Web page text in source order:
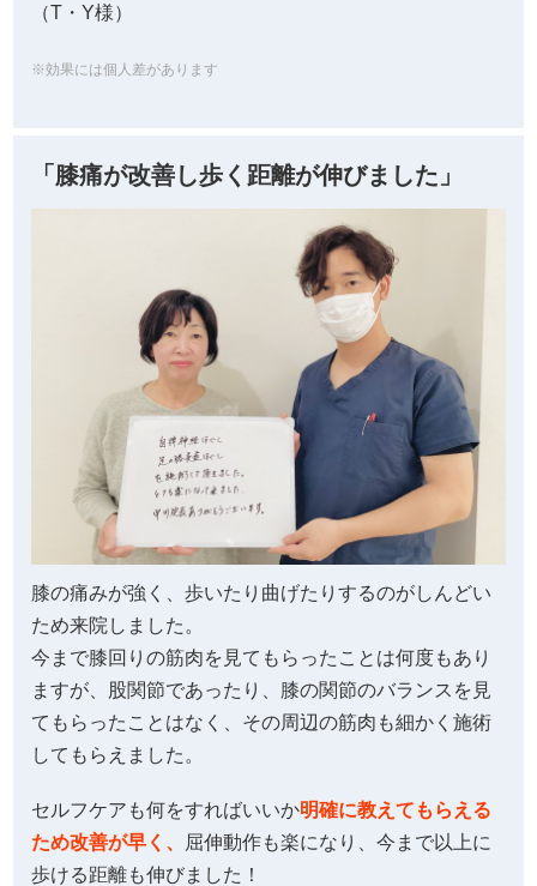
（T・Y様）
※効果には個人差があります
「膝痛が改善し歩く距離が伸びました」
膝の痛みが強く、歩いたり曲げたりするのがしんどい
ため来院しました。
今まで膝回りの筋肉を見てもらったことは何度もあり
ますが、股関節であったり、膝の関節のバランスを見
てもらったことはなく、その周辺の筋肉も細かく施術
してもらえました。
セルフケアも何をすればいいか明確に教えてもらえる
ため改善が早く、
屈伸動作も楽になり、今まで以上に
歩ける距離も伸びました！